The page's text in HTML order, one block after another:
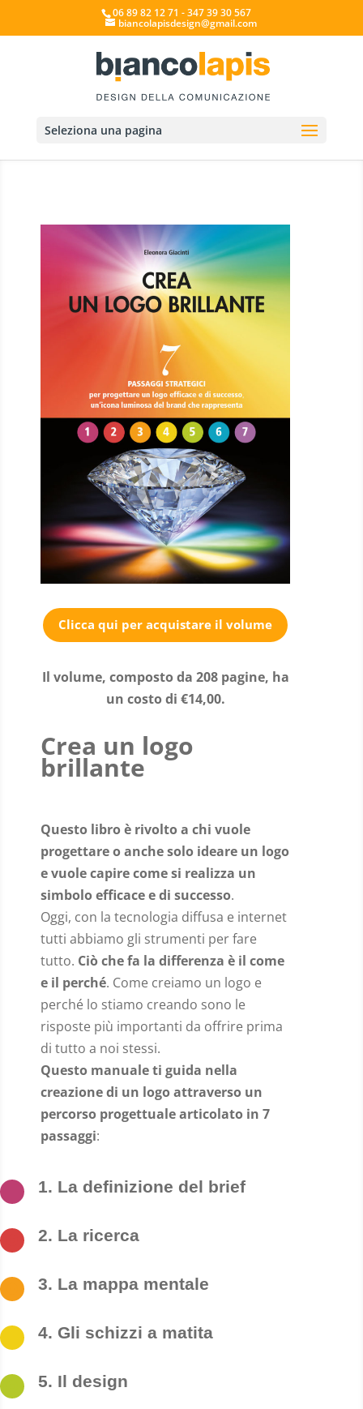
06 89 82 12 71 - 347 39 30 567
biancolapisdesign@gmail.com
Seleziona una pagina
Clicca qui per acquistare il volume
Il volume, composto da 208 pagine, ha
un costo di €14,00.
Crea un logo
brillante
Questo libro è rivolto a chi vuole
progettare o anche solo ideare un logo
e vuole capire come si realizza un
simbolo efficace e di successo.
Oggi, con la tecnologia diffusa e internet
tutti abbiamo gli strumenti per fare
tutto. Ciò che fa la differenza è il come
e il perché. Come creiamo un logo e
perché lo stiamo creando sono le
risposte più importanti da offrire prima
di tutto a noi stessi.
Questo manuale ti guida nella
creazione di un logo attraverso un
percorso progettuale articolato in 7
passaggi:
1. La definizione del brief
2. La ricerca
3. La mappa mentale
4. Gli schizzi a matita
5. Il design